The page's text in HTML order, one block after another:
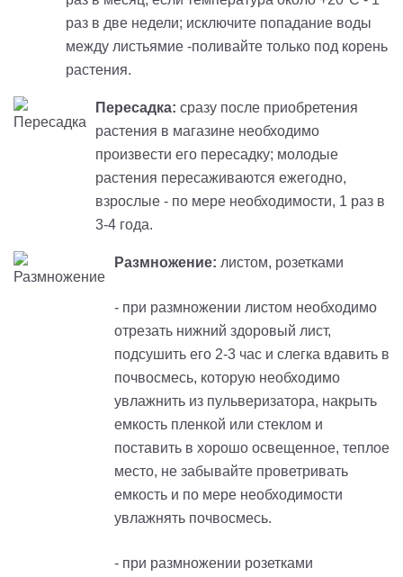
раз в две недели; исключите попадание воды
между листьямие -поливайте только под корень
растения.
Пересадка: сразу после приобретения
растения в магазине необходимо
произвести его пересадку; молодые
растения пересаживаются ежегодно,
взрослые - по мере необходимости, 1 раз в
3-4 года.
Размножение: листом, розетками
- при размножении листом необходимо
отрезать нижний здоровый лист,
подсушить его 2-3 час и слегка вдавить в
почвосмесь, которую необходимо
увлажнить из пульверизатора, накрыть
емкость пленкой или стеклом и
поставить в хорошо освещенное, теплое
место, не забывайте проветривать
емкость и по мере необходимости
увлажнять почвосмесь.
- при размножении розетками